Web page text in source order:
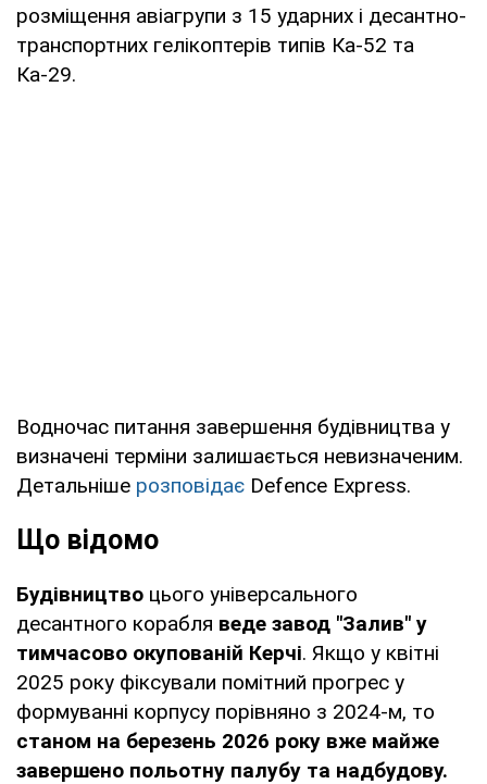
розміщення авіагрупи з 15 ударних і десантно-
транспортних гелікоптерів типів Ка-52 та
Ка-29.
Водночас питання завершення будівництва у
визначені терміни залишається невизначеним.
Детальніше розповідає Defence Express.
Що відомо
Будівництво цього універсального
десантного корабля веде завод "Залив" у
тимчасово окупованій Керчі. Якщо у квітні
2025 року фіксували помітний прогрес у
формуванні корпусу порівняно з 2024-м, то
станом на березень 2026 року вже майже
завершено польотну палубу та надбудову.